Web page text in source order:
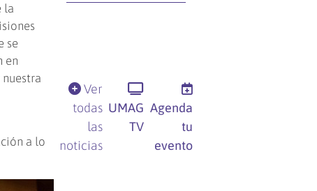
la
se
en
a lo
Ver
todas
las
noticias
UMAG
TV
Agenda
tu
evento